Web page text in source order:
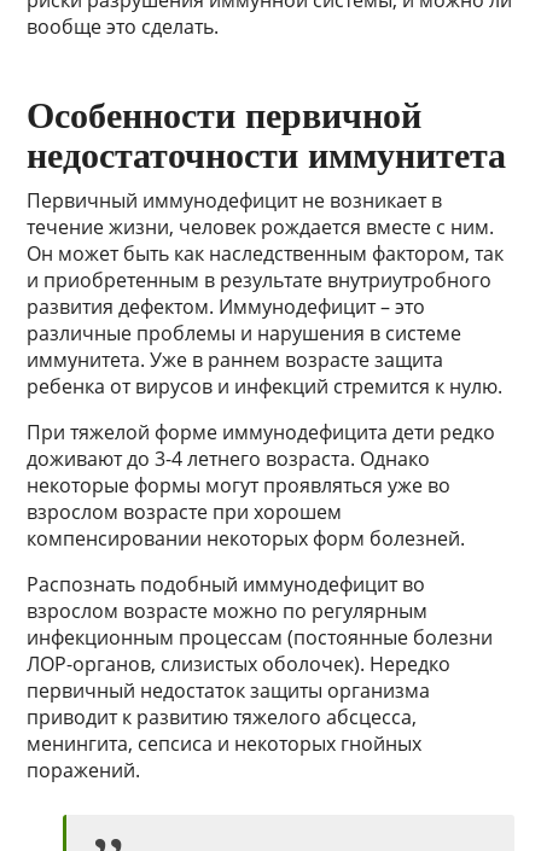
вообще это сделать.
Особенности первичной
недостаточности иммунитета
Первичный иммунодефицит не возникает в
течение жизни, человек рождается вместе с ним.
Он может быть как наследственным фактором, так
и приобретенным в результате внутриутробного
развития дефектом. Иммунодефицит – это
различные проблемы и нарушения в системе
иммунитета. Уже в раннем возрасте защита
ребенка от вирусов и инфекций стремится к нулю.
При тяжелой форме иммунодефицита дети редко
доживают до 3-4 летнего возраста. Однако
некоторые формы могут проявляться уже во
взрослом возрасте при хорошем
компенсировании некоторых форм болезней.
Распознать подобный иммунодефицит во
взрослом возрасте можно по регулярным
инфекционным процессам (постоянные болезни
ЛОР-органов, слизистых оболочек). Нередко
первичный недостаток защиты организма
приводит к развитию тяжелого абсцесса,
менингита, сепсиса и некоторых гнойных
поражений.